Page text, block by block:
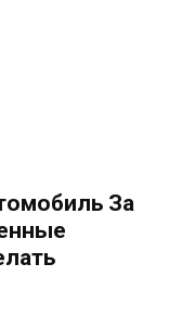
За